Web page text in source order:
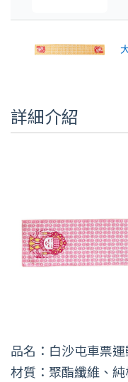
詳細介紹
品名：白沙屯車票
材質：聚酯纖維、純